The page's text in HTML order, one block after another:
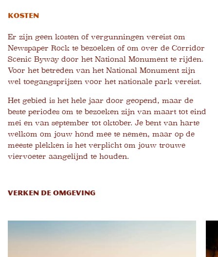
Kosten
Er zijn geen kosten of vergunningen vereist om
Newspaper Rock te bezoeken of om over de Corridor
Scenic Byway door het National Monument te rijden.
Voor het betreden van het National Monument zijn
wel toegangsprijzen voor het nationale park vereist.
Het gebied is het hele jaar door geopend, maar de
beste periodes om te bezoeken zijn van maart tot eind
mei en van september tot oktober. Je bent van harte
welkom om jouw hond mee te nemen, maar op de
meeste plekken is het verplicht om jouw trouwe
viervoeter aangelijnd te houden.
VERKEN DE OMGEVING